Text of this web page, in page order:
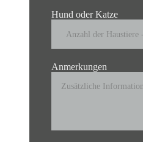
Hund oder Katze
Anmerkungen